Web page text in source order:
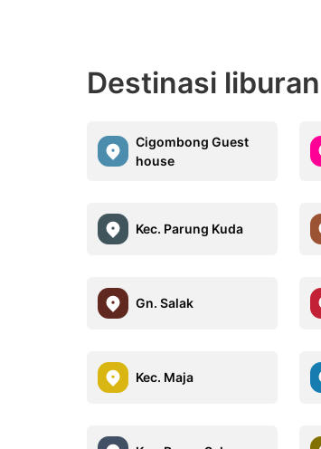
Destinasi
Cigombong Guest
house
Kec. Parung Kuda
Gn. Salak
Kec. Maja